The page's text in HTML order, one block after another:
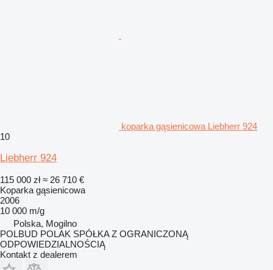
koparka gąsienicowa Liebherr 924
10
Liebherr 924
115 000 zł ≈ 26 710 €
Koparka gąsienicowa
2006
10 000 m/g
Polska, Mogilno
POLBUD POLAK SPÓŁKA Z OGRANICZONĄ
ODPOWIEDZIALNOŚCIĄ
Kontakt z dealerem